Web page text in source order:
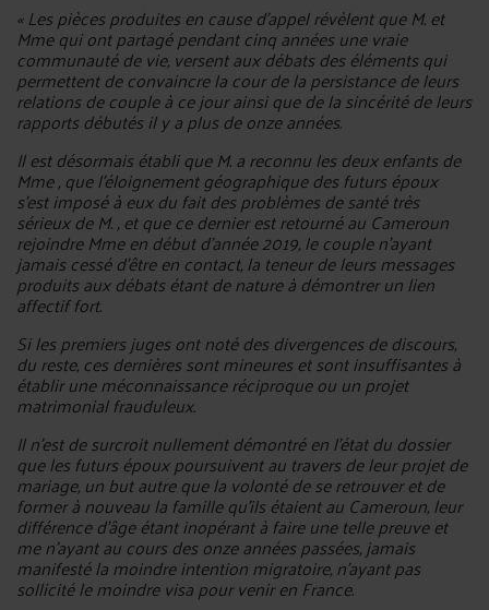
« Les pièces produites en cause d’appel révèlent que M. et
Mme qui ont partagé pendant cinq années une vraie
communauté de vie, versent aux débats des éléments qui
permettent de convaincre la cour de la persistance de leurs
relations de couple à ce jour ainsi que de la sincérité de leurs
rapports débutés il y a plus de onze années.
Il est désormais établi que M. a reconnu les deux enfants de
Mme , que l’éloignement géographique des futurs époux
s’est imposé à eux du fait des problèmes de santé très
sérieux de M. , et que ce dernier est retourné au Cameroun
rejoindre Mme en début d’année 2019, le couple n’ayant
jamais cessé d’être en contact, la teneur de leurs messages
produits aux débats étant de nature à démontrer un lien
affectif fort.
Si les premiers juges ont noté des divergences de discours,
du reste, ces dernières sont mineures et sont insuffisantes à
établir une méconnaissance réciproque ou un projet
matrimonial frauduleux.
Il n’est de surcroit nullement démontré en l’état du dossier
que les futurs époux poursuivent au travers de leur projet de
mariage, un but autre que la volonté de se retrouver et de
former à nouveau la famille qu’ils étaient au Cameroun, leur
différence d’âge étant inopérant à faire une telle preuve et
me n’ayant au cours des onze années passées, jamais
manifesté la moindre intention migratoire, n’ayant pas
sollicité le moindre visa pour venir en France.